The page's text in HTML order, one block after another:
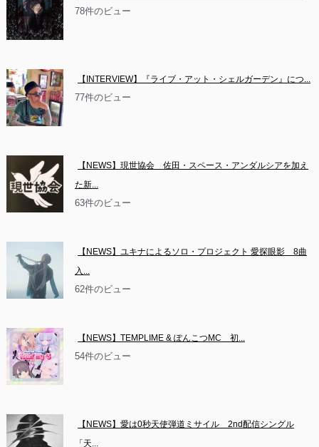
78件のビュー
【INTERVIEW】『ライブ・アット・シェルガーデン』につ...
77件のビュー
【NEWS】現世協会　佐田・スペース・アンダルシアを加え
た新...
63件のビュー
【NEWS】ユキナによるソロ・プロジェクト 愛探眼影　8曲
入...
62件のビュー
【NEWS】TEMPLIME & ぽんこつMC　初...
54件のビュー
【NEWS】愛は0秒天使弾道ミサイル　2nd配信シングル
「天...